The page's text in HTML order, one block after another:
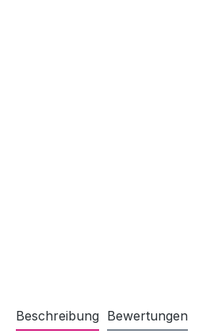
Beschreibung Bewertungen